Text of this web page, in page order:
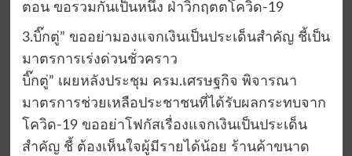
ตอน ขอรวมกันเป็นหนึ่ง ฝ่าวิกฤตตโควิด-19
3.บิ๊กตู่” ขออย่ามองแจกเงินเป็นประเด็นสำคัญ ชี้เป็น
มาตรการเร่งด่วนชั่วคราว
บิ๊กตู่” เผยหลังประชุม ครม.เศรษฐกิจ พิจารณา
มาตรการช่วยเหลือประชาชนที่ได้รับผลกระทบจาก
โควิด-19 ขออย่าโฟกัสเรื่องแจกเงินเป็นประเด็น
สำคัญ ชี้ ต้องเห็นใจผู้มีรายได้น้อย ร้านค้าขนาด